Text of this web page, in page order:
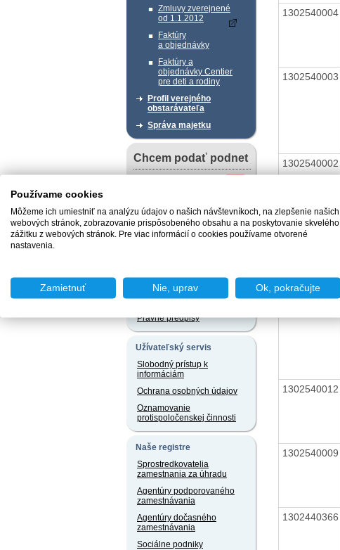
Zmluvy zverejnené
od 1.1.2012
Faktúry
a objednávky
Faktúry a
objednávky Centier
pre deti a rodiny
Profil verejného
obstarávateľa
Správa majetku
Chcem podať podnet
Chcem sa poradiť
Vzory žiadostí v slovenskom
jazyku a iných jazykoch
Právne predpisy
Užívateľský servis
Slobodný prístup k
informáciám
Ochrana osobných údajov
Oznamovanie
protispoločenskej činnosti
Naše registre
Sprostredkovatelia
zamestnania za úhradu
Agentúry podporovaného
zamestnávania
Agentúry dočasného
zamestnávania
Sociálne podniky
1302540004
1302540003
1302540002
1302540001
1302540013
1302540012
1302540009
1302440366
Používame cookies
Môžeme ich umiestniť na analýzu údajov o našich návštevníkoch, na zlepšenie našich
webových stránok, zobrazovanie prispôsobeného obsahu a na poskytovanie skvelého
zážitku z webových stránok. Pre viac informácií o cookies používame otvorené
nastavenia.
Zamietnuť Nie, uprav Ok, pokračujte